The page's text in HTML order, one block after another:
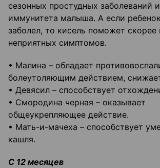
сезонных простудных заболеваний
иммунитета малыша. А если
заболел, то кисель поможет скорее
неприятных симптомов.
• Малина – обладает
болеутоляющим действием,
• Девясил – способствует
• Смородина черная – оказывает
общеукрепляющее действие.
• Мать-и-мачеха – способствует
кашля.
С 12 месяцев